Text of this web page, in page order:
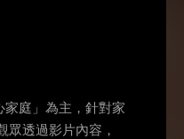
庭」為主，針對家
透過影片內容，